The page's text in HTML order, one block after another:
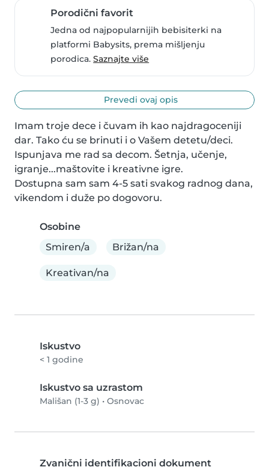
Porodični favorit
Jedna od najpopularnijih bebisiterki na
platformi Babysits, prema mišljenju
porodica.Saznajte više
Prevedi ovaj opis
Imam troje dece i čuvam ih kao najdragoceniji
dar. Tako ću se brinuti i o Vašem detetu/deci.
Ispunjava me rad sa decom. Šetnja, učenje,
igranje...maštovite i kreativne igre.
Dostupna sam sam 4-5 sati svakog radnog dana,
vikendom i duže po dogovoru.
Osobine
Smiren/a
Brižan/na
Kreativan/na
Iskustvo
< 1 godine
Iskustvo sa uzrastom
Mališan (1-3 g) • Osnovac
Zvanični identifikacioni dokument